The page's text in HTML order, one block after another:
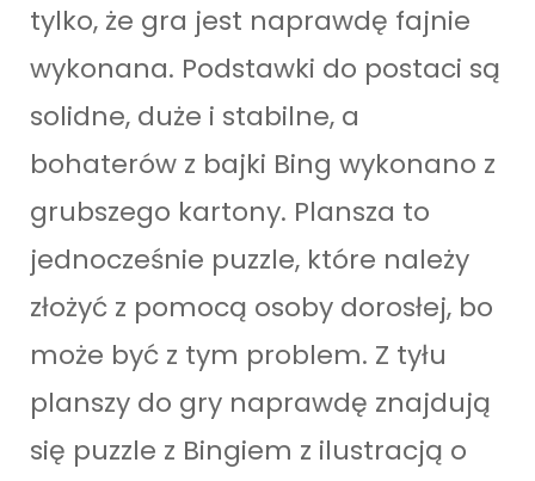
tylko, że gra jest naprawdę fajnie
wykonana. Podstawki do postaci są
solidne, duże i stabilne, a
bohaterów z bajki Bing wykonano z
grubszego kartony. Plansza to
jednocześnie puzzle, które należy
złożyć z pomocą osoby dorosłej, bo
może być z tym problem. Z tyłu
planszy do gry naprawdę znajdują
się puzzle z Bingiem z ilustracją o